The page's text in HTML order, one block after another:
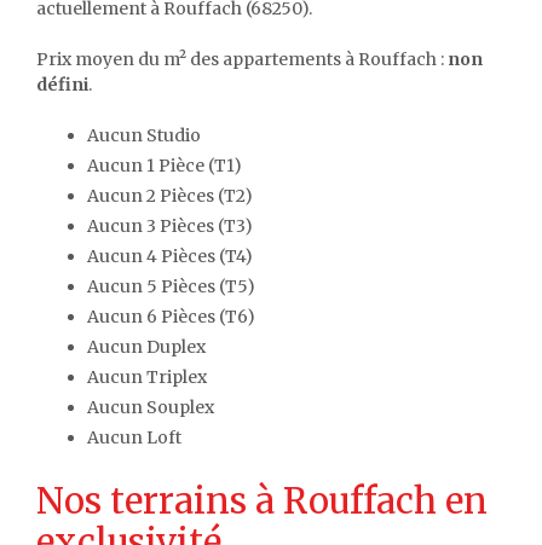
actuellement à Rouffach (68250).
Prix moyen du m² des appartements à Rouffach : non
défini.
Aucun Studio
Aucun 1 Pièce (T1)
Aucun 2 Pièces (T2)
Aucun 3 Pièces (T3)
Aucun 4 Pièces (T4)
Aucun 5 Pièces (T5)
Aucun 6 Pièces (T6)
Aucun Duplex
Aucun Triplex
Aucun Souplex
Aucun Loft
Nos terrains à Rouffach en